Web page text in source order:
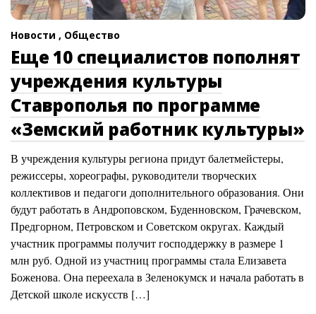
Новости , Общество
Еще 10 специалистов пополнят
учреждения культуры
Ставрополья по программе
«Земский работник культуры»
В учреждения культуры региона придут балетмейстеры,
режиссеры, хореографы, руководители творческих
коллективов и педагоги дополнительного образования. Они
будут работать в Андроповском, Буденновском, Грачевском,
Предгорном, Петровском и Советском округах. Каждый
участник программы получит господдержку в размере 1
млн руб. Одной из участниц программы стала Елизавета
Боженова. Она переехала в Зеленокумск и начала работать в
Детской школе искусств […]